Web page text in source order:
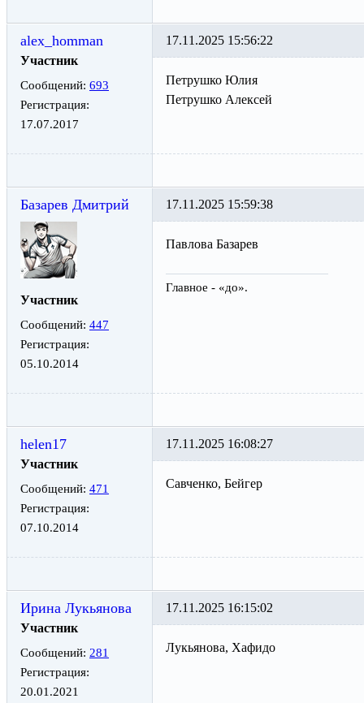
alex_homman
Участник
Сообщений: 693
Регистрация:
17.07.2017
17.11.2025 15:56:22
Петрушко Юлия
Петрушко Алексей
Базарев Дмитрий
Участник
Сообщений: 447
Регистрация:
05.10.2014
17.11.2025 15:59:38
Павлова Базарев
Главное - «до».
helen17
Участник
Сообщений: 471
Регистрация:
07.10.2014
17.11.2025 16:08:27
Савченко, Бейгер
Ирина Лукьянова
Участник
Сообщений: 281
Регистрация:
20.01.2021
17.11.2025 16:15:02
Лукьянова, Хафидо